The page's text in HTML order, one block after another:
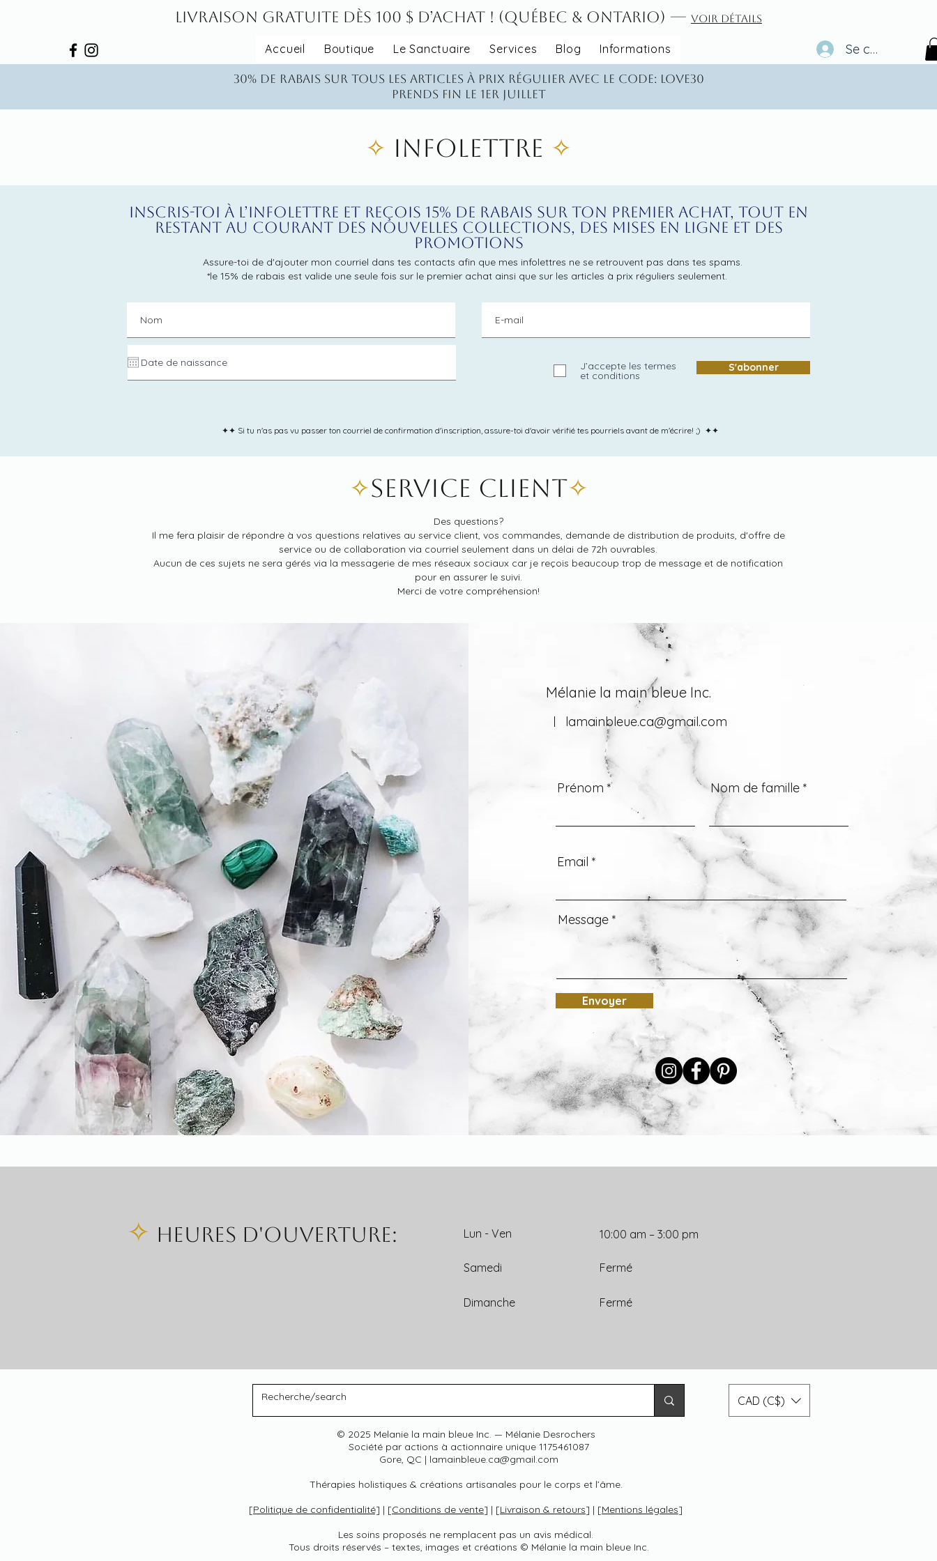
Livraison gratuite dès 100 $ d’achat ! (Québec & Ontario) — Voir détails
Accueil Boutique Le Sanctuaire Services Blog Informations Se connecter
30% de rabais sur tous les articles à prix régulier avec le code: love30
Prends fin le 1er juillet
✧ Infolettre ✧
Inscris-toi à l’infolettre et reçois 15% de rabais sur ton premier achat, tout en
restant au courant des nouvelles collections, des mises en ligne et des
promotions
Assure-toi de d'ajouter mon courriel dans tes contacts afin que mes infolettres ne se retrouvent pas dans tes spams.
*le 15% de rabais est valide une seule fois sur le premier achat ainsi que sur les articles à prix réguliers seulement.
J’accepte les termes
et conditions
S'abonner
✦✦ Si tu n'as pas vu passer ton courriel de confirmation d'inscription, assure-toi d'avoir vérifié tes pourriels avant de m'écrire! ;) ✦✦
✧Service client✧
Des questions?
Il me fera plaisir de répondre à vos questions relatives au service client, vos commandes, demande de distribution de produits, d'offre de
service ou de collaboration via courriel seulement dans un délai de 72h ouvrables.
Aucun de ces sujets ne sera gérés via la messagerie de mes réseaux sociaux car je reçois beaucoup trop de message et de notification
pour en assurer le suivi.
Merci de votre compréhension!
Mélanie la main bleue Inc.
lamainbleue.ca@gmail.com
Prénom Nom de famille
Email
Message
Envoyer
✧ Heures d'ouverture: Lun - Ven
Samedi
Dimanche
10:00 am – 3:00 pm
Fermé
Fermé
CAD (C$)
© 2025 Melanie la main bleue Inc. — Mélanie Desrochers
Société par actions à actionnaire unique 1175461087
Gore, QC | lamainbleue.ca@gmail.com
Thérapies holistiques & créations artisanales pour le corps et l’âme.
[Politique de confidentialité] | [Conditions de vente] | [Livraison & retours] | [Mentions légales]
Les soins proposés ne remplacent pas un avis médical.
Tous droits réservés – textes, images et créations © Mélanie la main bleue Inc.